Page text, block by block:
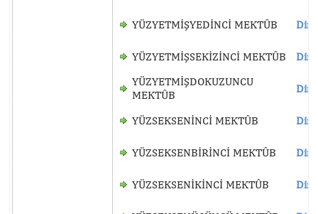
YÜZYETMİŞYEDİNCİ MEKTÛB
YÜZYETMİŞSEKİZİNCİ MEKTÛB
YÜZYETMİŞDOKUZUNCU
MEKTÛB
YÜZSEKSENİNCİ MEKTÛB
YÜZSEKSENBİRİNCİ MEKTÛB
YÜZSEKSENİKİNCİ MEKTÛB